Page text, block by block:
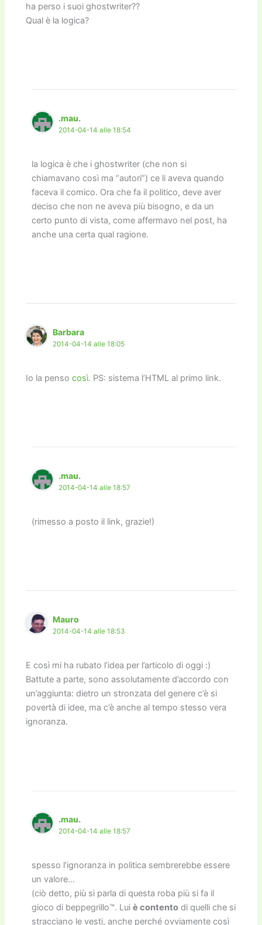
ha perso i suoi ghostwriter??
Qual è la logica?
.mau.
2014-04-14 alle 18:54
la logica è che i ghostwriter (che non si
chiamavano così ma “autori”) ce li aveva quando
faceva il comico. Ora che fa il politico, deve aver
deciso che non ne aveva più bisogno, e da un
certo punto di vista, come affermavo nel post, ha
anche una certa qual ragione.
Barbara
2014-04-14 alle 18:05
Io la pensocosì. PS: sistema l’HTML al primo link.
.mau.
2014-04-14 alle 18:57
(rimesso a posto il link, grazie!)
Mauro
2014-04-14 alle 18:53
E così mi ha rubato l’idea per l’articolo di oggi :)
Battute a parte, sono assolutamente d’accordo con
un’aggiunta: dietro un stronzata del genere c’è si
povertà di idee, ma c’è anche al tempo stesso vera
ignoranza.
.mau.
2014-04-14 alle 18:57
spesso l’ignoranza in politica sembrerebbe essere
un valore…
(ciò detto, più si parla di questa roba più si fa il
gioco di beppegrillo™. Luiè contento di quelli che si
stracciano le vesti, anche perché ovviamente così